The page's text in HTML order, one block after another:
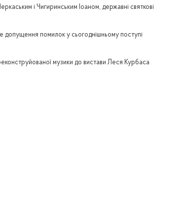
і Чигиринським Іоаном, державні святкові
допущення помилок у сьогоднішньому поступі
музики до вистави Леся Курбаса